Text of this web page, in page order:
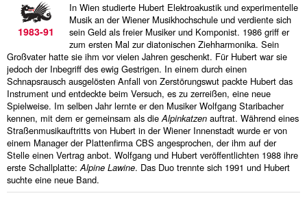
vermischtes
media
kontakt
Impressum
1983-91
In Wien studierte Hubert Elektroakustik und experimentelle
Musik an der Wiener Musikhochschule und verdiente sich
sein Geld als freier Musiker und Komponist. 1986 griff er
zum ersten Mal zur diatonischen Ziehharmonika. Sein
Großvater hatte sie ihm vor vielen Jahren geschenkt. Für Hubert war sie
jedoch der Inbegriff des ewig Gestrigen. In einem durch einen
Schnapsrausch ausgelösten Anfall von Zerstörungswut packte Hubert das
Instrument und entdeckte beim Versuch, es zu zerreißen, eine neue
Spielweise. Im selben Jahr lernte er den Musiker Wolfgang Staribacher
kennen, mit dem er gemeinsam als dieAlpinkatzen auftrat. Während eines
Straßenmusikauftritts von Hubert in der Wiener Innenstadt wurde er von
einem Manager der Plattenfirma CBS angesprochen, der ihm auf der
Stelle einen Vertrag anbot. Wolfgang und Hubert veröffentlichten 1988 ihre
erste Schallplatte:Alpine Lawine. Das Duo trennte sich 1991 und Hubert
suchte eine neue Band.